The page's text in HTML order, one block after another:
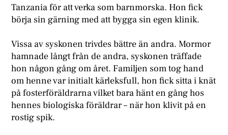
Tanzania för att verka som barnmorska. Hon fick
börja sin gärning med att bygga sin egen klinik.
Vissa av syskonen trivdes bättre än andra. Mormor
hamnade långt från de andra, syskonen träffade
hon någon gång om året. Familjen som tog hand
om henne var initialt kärleksfull, hon fick sitta i knät
på fosterföräldrarna vilket bara hänt en gång hos
hennes biologiska föräldrar – när hon klivit på en
rostig spik.